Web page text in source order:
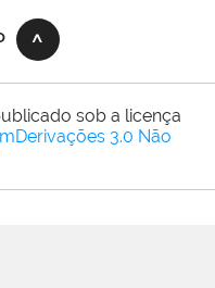
sob a licença
3.0 Não